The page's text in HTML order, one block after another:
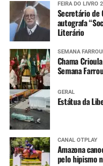
FEIRA DO LIVRO
Secretário de
autografa
Literário
SEMANA
Chama
Semana
GERAL
Estátua da
CANAL OTPLAY
Amazona
pelo hipismo